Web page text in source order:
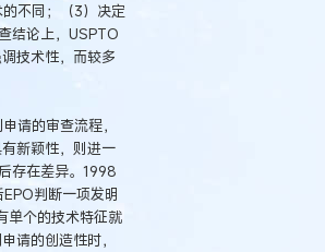
不同；（3）决定
结论上，USPTO
技术性，而较多
请的审查流程，
新颖性，则进一
存在差异。1998
判断一项发明
单个的技术特征就
请的创造性时，